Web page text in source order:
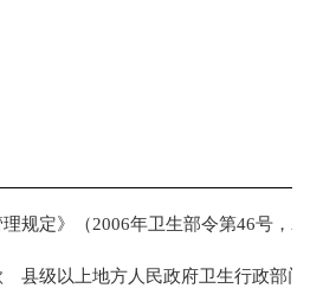
定》（2006年卫生部令第46号，
级以上地方人民政府卫生行政部门